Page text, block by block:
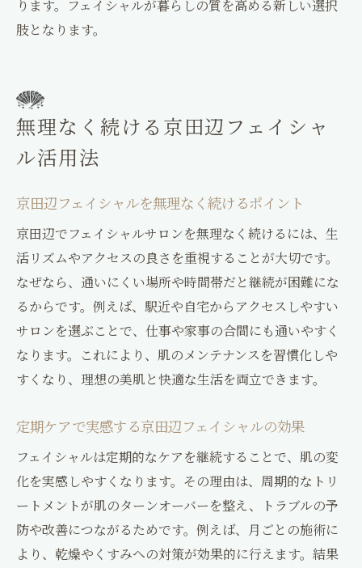
ります。フェイシャルが暮らしの質を高める新しい選択
肢となります。
無理なく続ける京田辺フェイシャ
ル活用法
京田辺フェイシャルを無理なく続けるポイント
京田辺でフェイシャルサロンを無理なく続けるには、生
活リズムやアクセスの良さを重視することが大切です。
なぜなら、通いにくい場所や時間帯だと継続が困難にな
るからです。例えば、駅近や自宅からアクセスしやすい
サロンを選ぶことで、仕事や家事の合間にも通いやすく
なります。これにより、肌のメンテナンスを習慣化しや
すくなり、理想の美肌と快適な生活を両立できます。
定期ケアで実感する京田辺フェイシャルの効果
フェイシャルは定期的なケアを継続することで、肌の変
化を実感しやすくなります。その理由は、周期的なトリ
ートメントが肌のターンオーバーを整え、トラブルの予
防や改善につながるためです。例えば、月ごとの施術に
より、乾燥やくすみへの対策が効果的に行えます。結果